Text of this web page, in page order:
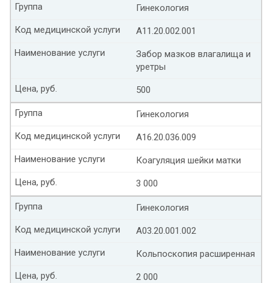
Гинекология
Группа
А11.20.002.001
Код медицинской услуги
Забор мазков влагалища и
уретры
Наименование услуги
500
Цена, руб.
Гинекология
Группа
А16.20.036.009
Код медицинской услуги
Коагуляция шейки матки
Наименование услуги
3 000
Цена, руб.
Гинекология
Группа
А03.20.001.002
Код медицинской услуги
Кольпоскопия расширенная
Наименование услуги
2 000
Цена, руб.